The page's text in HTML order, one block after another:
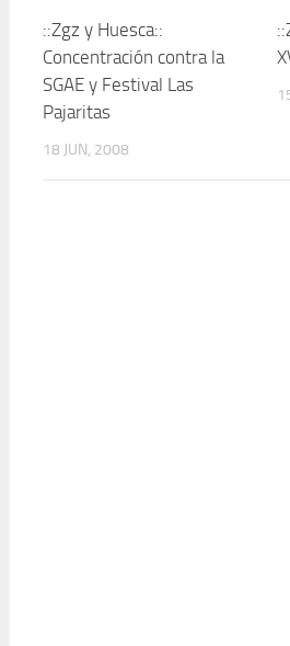
::Zgz y Huesca::
Concentración contra la
SGAE y Festival Las
Pajaritas
18 JUN, 2008